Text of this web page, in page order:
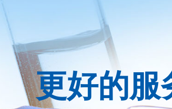
更好的服